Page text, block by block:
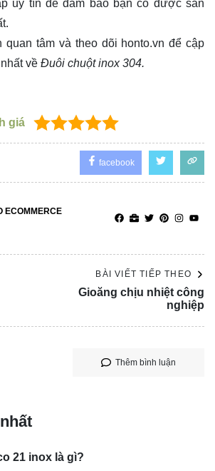
uy tín để đảm bảo bạn có được sản
quan tâm và theo dõi honto.vn để cập
về Đuôi chuột inox 304.
giá
facebook
ECOMMERCE
BÀI VIẾT TIẾP THEO
Gioăng chịu nhiệt công
nghiệp
Thêm bình luận
21 inox là gì?